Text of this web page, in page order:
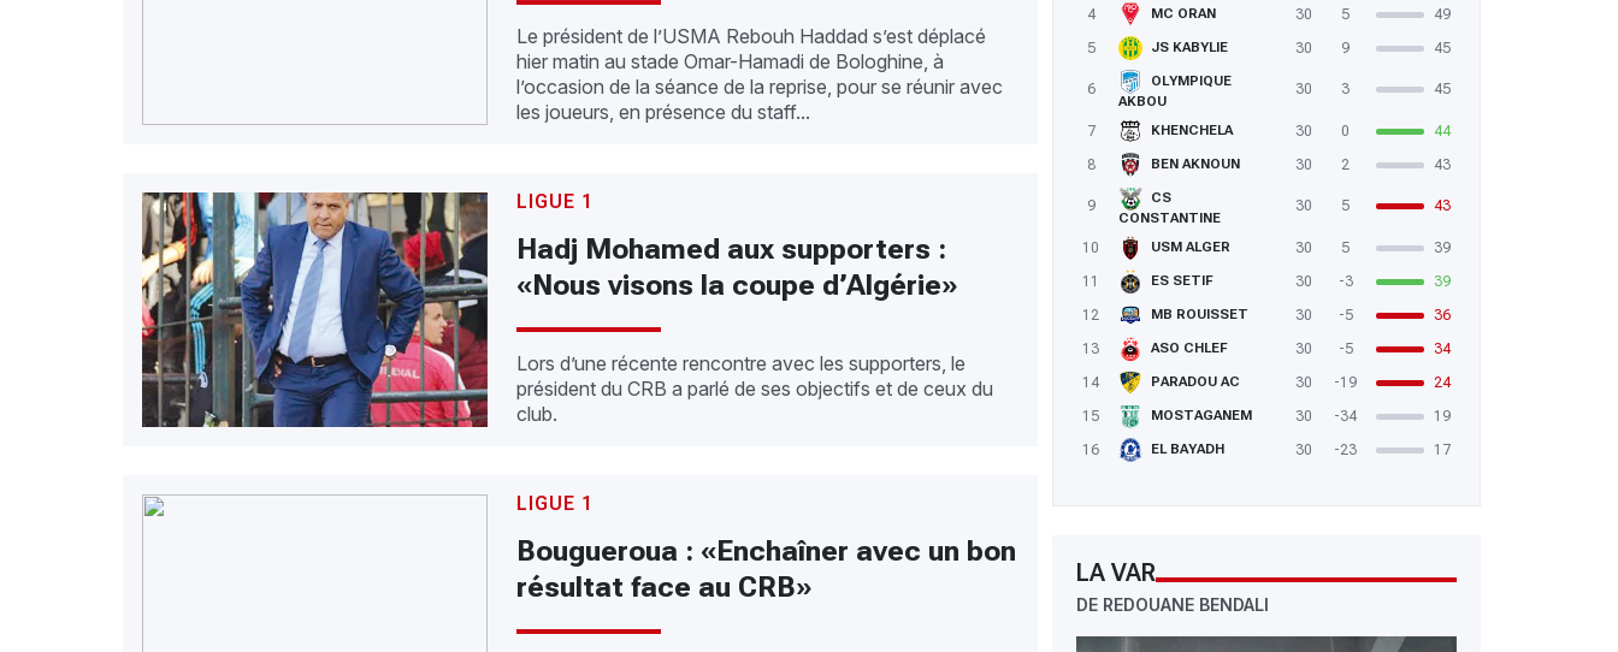
4
MC ORAN 30 5
49
5
JS KABYLIE 30 9 45
6
OLYMPIQUE
AKBOU
30 3 45
7 KHENCHELA 30 0
44
8
BEN AKNOUN 30 2 43
9
CS
CONSTANTINE
30 5 43
10 USM ALGER 30 5
39
11
ES SETIF 30 -3
39
12
MB ROUISSET 30 -5
36
13
ASO CHLEF 30 -5
34
14
PARADOU AC 30 -19
24
15
MOSTAGANEM 30 -34
19
16
EL BAYADH 30 -23 17
LA VAR
DE REDOUANE BENDALI
Le président de l’USMA Rebouh Haddad s’est déplacé
hier matin au stade Omar-Hamadi de Bologhine, à
l’occasion de la séance de la reprise, pour se réunir avec
les joueurs, en présence du staff...
LIGUE 1
Hadj Mohamed aux supporters :
«Nous visons la coupe d’Algérie»
Lors d’une récente rencontre avec les supporters, le
président du CRB a parlé de ses objectifs et de ceux du
club.
LIGUE 1
Bougueroua : «Enchaîner avec un bon
résultat face au CRB»